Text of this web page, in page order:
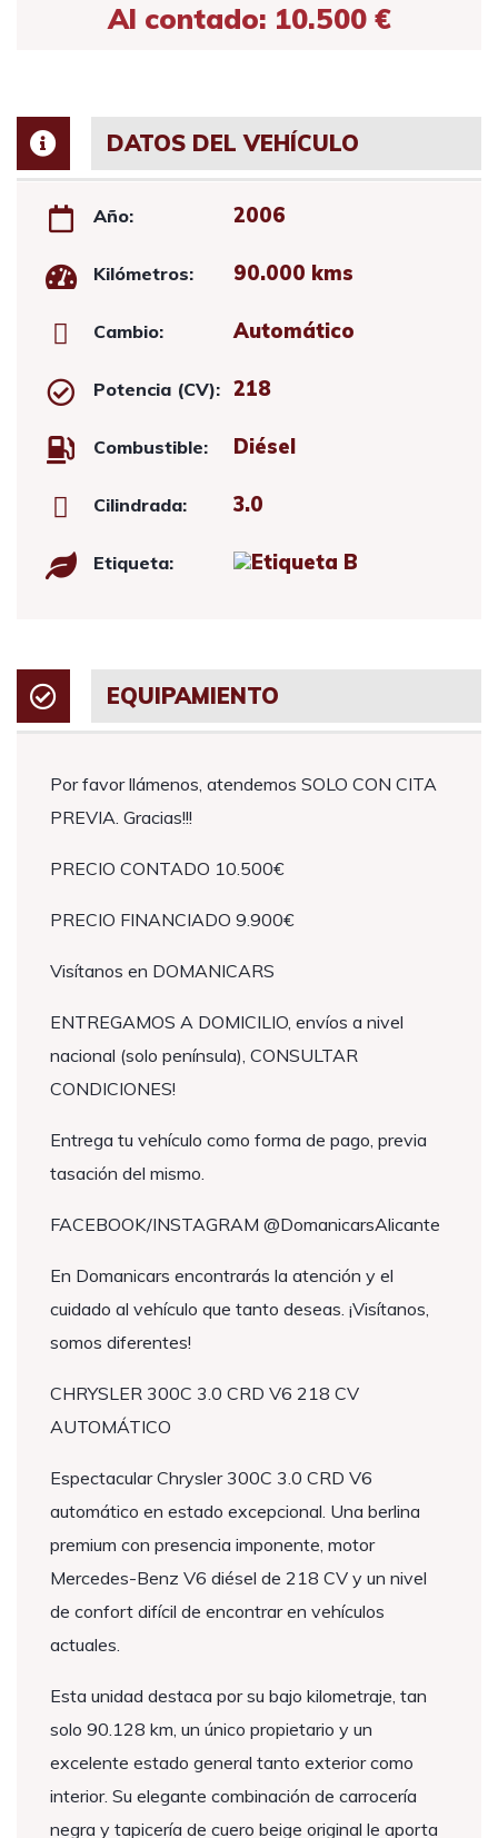
Al contado: 10.500 €
DATOS DEL VEHÍCULO
Año: 2006
Kilómetros: 90.000 kms
Cambio: Automático
Potencia (CV): 218
Combustible: Diésel
Cilindrada: 3.0
Etiqueta:
EQUIPAMIENTO
Por favor llámenos, atendemos SOLO CON CITA
PREVIA. Gracias!!!
PRECIO CONTADO 10.500€
PRECIO FINANCIADO 9.900€
Visítanos en DOMANICARS
ENTREGAMOS A DOMICILIO, envíos a nivel
nacional (solo península), CONSULTAR
CONDICIONES!
Entrega tu vehículo como forma de pago, previa
tasación del mismo.
FACEBOOK/INSTAGRAM @DomanicarsAlicante
En Domanicars encontrarás la atención y el
cuidado al vehículo que tanto deseas. ¡Visítanos,
somos diferentes!
CHRYSLER 300C 3.0 CRD V6 218 CV
AUTOMÁTICO
Espectacular Chrysler 300C 3.0 CRD V6
automático en estado excepcional. Una berlina
premium con presencia imponente, motor
Mercedes-Benz V6 diésel de 218 CV y un nivel
de confort difícil de encontrar en vehículos
actuales.
Esta unidad destaca por su bajo kilometraje, tan
solo 90.128 km, un único propietario y un
excelente estado general tanto exterior como
interior. Su elegante combinación de carrocería
negra y tapicería de cuero beige original le aporta